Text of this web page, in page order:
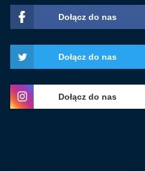
Dołącz do nas
Dołącz do nas
Dołącz do nas